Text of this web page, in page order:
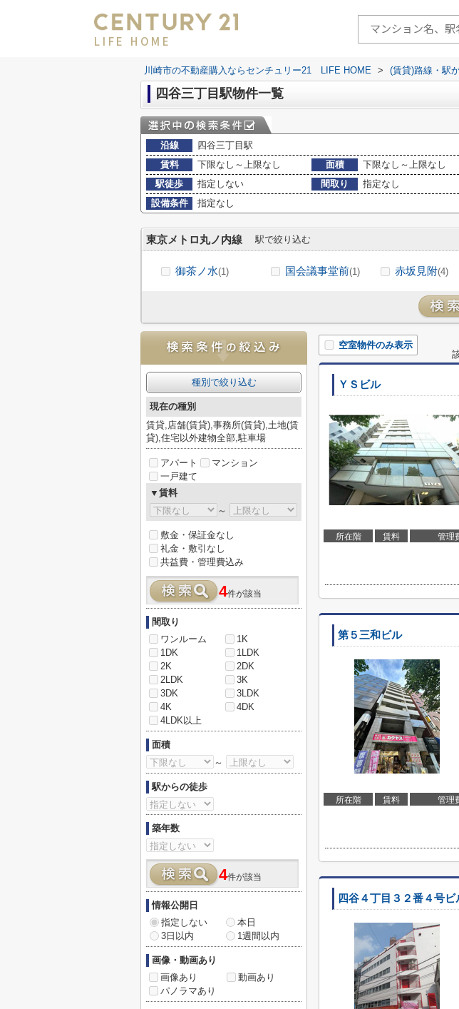
LIFE HOME
川崎市の不動産購入ならセンチュリー21 LIFE HOME > (賃貸)路線・駅
四谷三丁目駅物件一覧
沿線
四谷三丁目駅
賃料
下限なし～上限なし 面積 下限なし～上限なし
駅徒歩
指定しない 間取り
指定なし
設備条件
指定なし
東京メトロ丸ノ内線 駅で絞り込む
御茶ノ水(1) 国会議事堂前(1) 赤坂見附(4)
空室物件のみ表示
ＹＳビル
所在階 賃料 管理
第５三和ビル
所在階 賃料 管理
四谷４丁目３２番４号ビ
種別で絞り込む
現在の種別
賃貸,店舗(賃貸),事務所(賃貸),土地(賃
貸),住宅以外建物全部,駐車場
アパート
マンション
一戸建て
▼賃料
～
敷金・保証金なし
礼金・敷引なし
共益費・管理費込み
4件が該当
間取り
ワンルーム
1K
1DK
1LDK
2K
2DK
2LDK
3K
3DK
3LDK
4K
4DK
4LDK以上
面積
～
駅からの徒歩
築年数
4件が該当
情報公開日
指定しない
本日
3日以内
1週間以内
画像・動画あり
画像あり
動画あり
パノラマあり